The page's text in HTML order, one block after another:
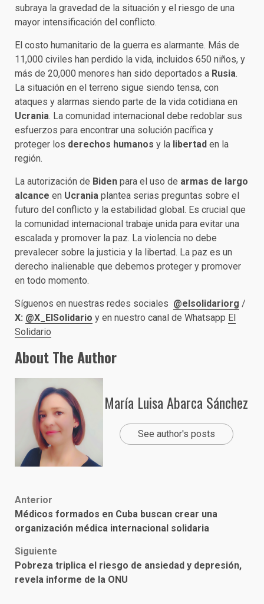
subraya la gravedad de la situación y el riesgo de una
mayor intensificación del conflicto.
El costo humanitario de la guerra es alarmante. Más de
11,000 civiles han perdido la vida, incluidos 650 niños, y
más de 20,000 menores han sido deportados a Rusia.
La situación en el terreno sigue siendo tensa, con
ataques y alarmas siendo parte de la vida cotidiana en
Ucrania. La comunidad internacional debe redoblar sus
esfuerzos para encontrar una solución pacífica y
proteger los derechos humanos y la libertad en la
región.
La autorización de Biden para el uso de armas de largo
alcance en Ucrania plantea serias preguntas sobre el
futuro del conflicto y la estabilidad global. Es crucial que
la comunidad internacional trabaje unida para evitar una
escalada y promover la paz. La violencia no debe
prevalecer sobre la justicia y la libertad. La paz es un
derecho inalienable que debemos proteger y promover
en todo momento.
Síguenos en nuestras redes sociales @elsolidariorg /
X: @X_ElSolidario y en nuestro canal de Whatsapp El
Solidario
About The Author
María Luisa Abarca Sánchez
See author's posts
Post
navigation
Anterior
Médicos formados en Cuba buscan crear una
organización médica internacional solidaria
Siguiente
Pobreza triplica el riesgo de ansiedad y depresión,
revela informe de la ONU